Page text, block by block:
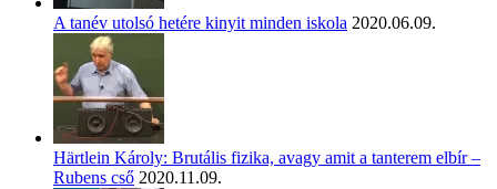
A tanév utolsó hetére kinyit minden iskola 2020.06.09.
Härtlein Károly: Brutális fizika, avagy amit a tanterem elbír –
Rubens cső 2020.11.09.